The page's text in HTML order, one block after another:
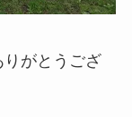
がとうござ